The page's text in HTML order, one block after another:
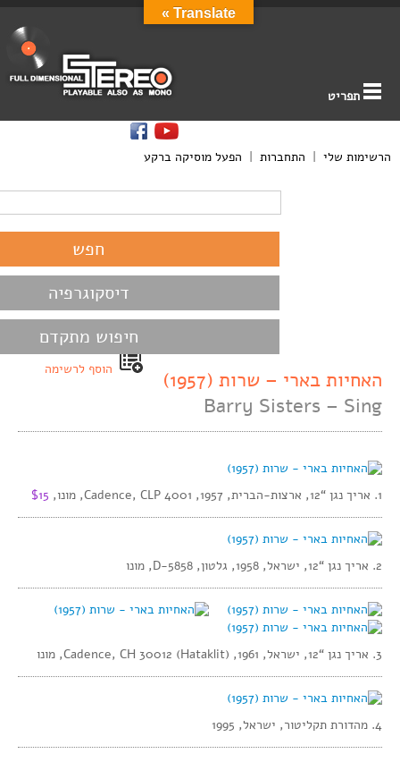
תפריט
הרשימות שלי | התחברות | הפעל מוסיקה ברקע
דיסקוגרפיה
חיפוש מתקדם
הוסף לרשימה
האחיות בארי – שרות (1957)
Barry Sisters – Sing
1. אריך נגן “12, ארצות-הברית, 1957, Cadence, CLP 4001, מונו, $15
2. אריך נגן “12, ישראל, 1958, גלטון, D-5858, מונו
3. אריך נגן “12, ישראל, 1961, Cadence, CH 30012 (Hataklit), מונו
4. מהדורת תקליטור, ישראל, 1995
Translate »